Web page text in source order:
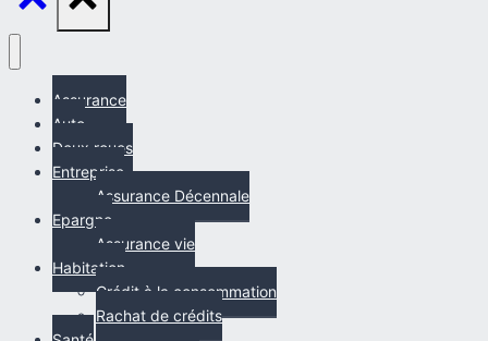
Assurance
Auto
Deux roues
Entreprise
Assurance Décennale
Epargne
Assurance vie
Habitation
Crédit à la consommation
Rachat de crédits